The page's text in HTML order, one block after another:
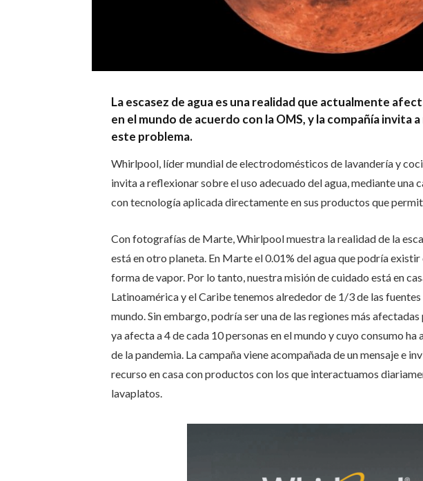
La escasez de agua es una realidad que actualmente
en el mundo de acuerdo con la OMS, y la compañía invita
este problema.
Whirlpool, líder mundial de electrodomésticos de lavandería y
invita a reflexionar sobre el uso adecuado del agua, mediante una
con tecnología aplicada directamente en sus productos que
Con fotografías de Marte, Whirlpool muestra la realidad de la
está en otro planeta. En Marte el 0.01% del agua que podría
forma de vapor. Por lo tanto, nuestra misión de cuidado está en
Latinoamérica y el Caribe tenemos alrededor de 1/3 de las
mundo. Sin embargo, podría ser una de las regiones más afectadas
ya afecta a 4 de cada 10 personas en el mundo y cuyo consumo
de la pandemia. La campaña viene acompañada de un mensaje e
recurso en casa con productos con los que interactuamos
lavaplatos.